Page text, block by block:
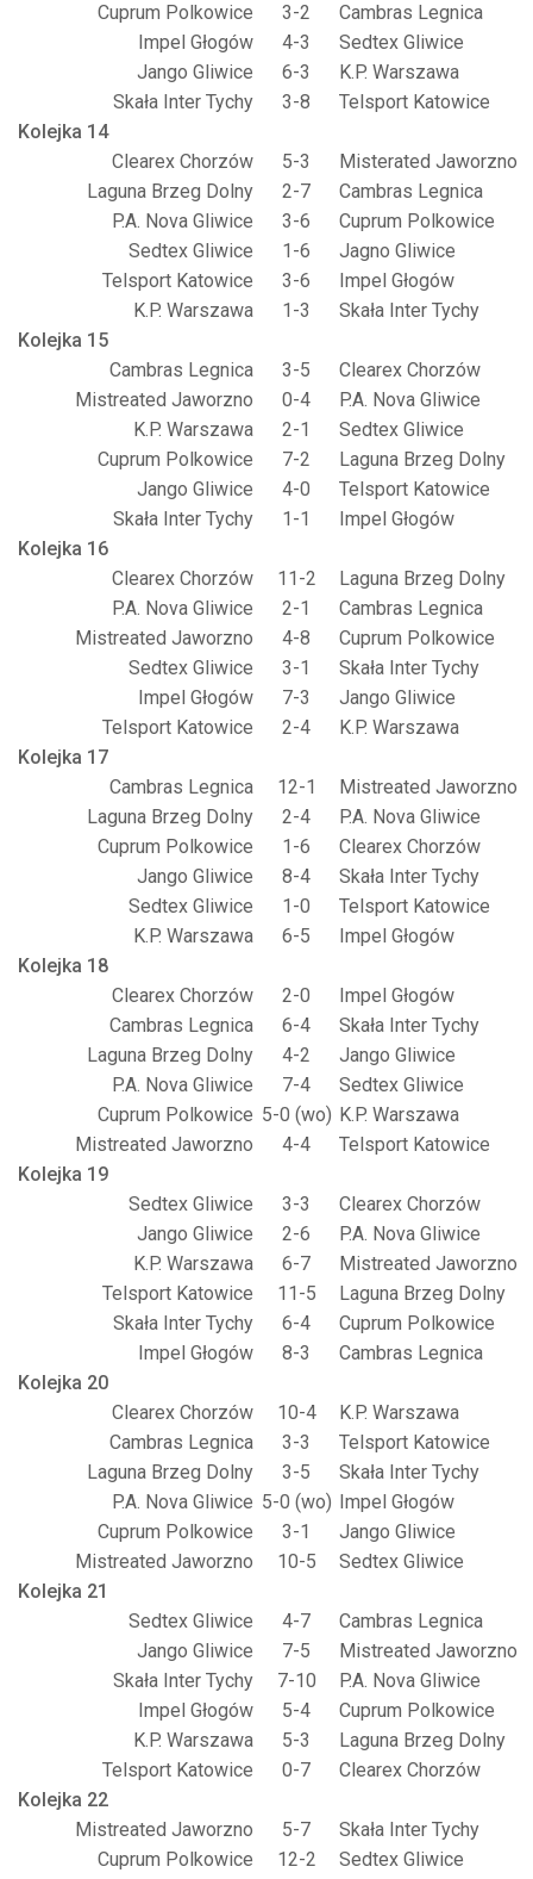
Cuprum Polkowice 3-2
Cambras Legnica
Impel Głogów
4-3
Sedtex Gliwice
Jango Gliwice
6-3
K.P. Warszawa
Skała Inter Tychy
3-8
Telsport Katowice
Kolejka 14
Clearex Chorzów
5-3
Misterated Jaworzno
Laguna Brzeg Dolny
2-7
Cambras Legnica
P.A. Nova Gliwice
3-6
Cuprum Polkowice
Sedtex Gliwice
1-6
Jagno Gliwice
Telsport Katowice
3-6
Impel Głogów
K.P. Warszawa
1-3
Skała Inter Tychy
Kolejka 15
Cambras Legnica
3-5
Clearex Chorzów
Mistreated Jaworzno
0-4
P.A. Nova Gliwice
K.P. Warszawa
2-1
Sedtex Gliwice
Cuprum Polkowice
7-2
Laguna Brzeg Dolny
Jango Gliwice
4-0
Telsport Katowice
Skała Inter Tychy
1-1
Impel Głogów
Kolejka 16
Clearex Chorzów
11-2
Laguna Brzeg Dolny
P.A. Nova Gliwice
2-1
Cambras Legnica
Mistreated Jaworzno
4-8
Cuprum Polkowice
Sedtex Gliwice
3-1
Skała Inter Tychy
Impel Głogów
7-3
Jango Gliwice
Telsport Katowice
2-4
K.P. Warszawa
Kolejka 17
Cambras Legnica
12-1
Mistreated Jaworzno
Laguna Brzeg Dolny
2-4
P.A. Nova Gliwice
Cuprum Polkowice
1-6
Clearex Chorzów
Jango Gliwice
8-4
Skała Inter Tychy
Sedtex Gliwice
1-0
Telsport Katowice
K.P. Warszawa
6-5
Impel Głogów
Kolejka 18
Clearex Chorzów
2-0
Impel Głogów
Cambras Legnica
6-4
Skała Inter Tychy
Laguna Brzeg Dolny
4-2
Jango Gliwice
P.A. Nova Gliwice
7-4
Sedtex Gliwice
Cuprum Polkowice 5-0 (wo) K.P. Warszawa
Mistreated Jaworzno
4-4
Telsport Katowice
Kolejka 19
Sedtex Gliwice
3-3
Clearex Chorzów
Jango Gliwice
2-6
P.A. Nova Gliwice
K.P. Warszawa
6-7
Mistreated Jaworzno
Telsport Katowice
11-5
Laguna Brzeg Dolny
Skała Inter Tychy
6-4
Cuprum Polkowice
Impel Głogów
8-3
Cambras Legnica
Kolejka 20
Clearex Chorzów
10-4
K.P. Warszawa
Cambras Legnica
3-3
Telsport Katowice
Laguna Brzeg Dolny
3-5
Skała Inter Tychy
P.A. Nova Gliwice 5-0 (wo) Impel Głogów
Cuprum Polkowice
3-1
Jango Gliwice
Mistreated Jaworzno
10-5
Sedtex Gliwice
Kolejka 21
Sedtex Gliwice
4-7
Cambras Legnica
Jango Gliwice
7-5
Mistreated Jaworzno
Skała Inter Tychy
7-10
P.A. Nova Gliwice
Impel Głogów
5-4
Cuprum Polkowice
K.P. Warszawa
5-3
Laguna Brzeg Dolny
Telsport Katowice
0-7
Clearex Chorzów
Kolejka 22
Mistreated Jaworzno
5-7
Skała Inter Tychy
Cuprum Polkowice
12-2
Sedtex Gliwice